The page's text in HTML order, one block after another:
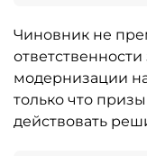
Чиновник не
модернизации
только что
действовать